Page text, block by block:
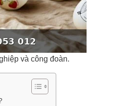
và công đoàn.